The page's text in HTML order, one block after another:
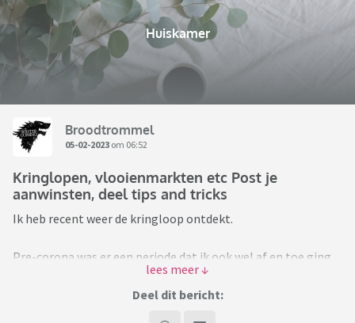
Huiskamer
Broodtrommel
05-02-2023 om 06:52
Kringlopen, vlooienmarkten etc Post je
aanwinsten, deel tips and tricks
Ik heb recent weer de kringloop ontdekt.
Pre-corona was er een periode dat ik ook wel af en toe ging,
bijvoorbeeld voor LPs maar ik ging vooral naar vrij -en
vlooienmarkten en de IJhallen.
Deel dit bericht: